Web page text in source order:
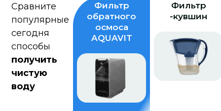
Сравните
популярные
сегодня
способы
получить
чистую
воду
Фильтр
обратного
осмоса
AQUAVIT
Фильтр
-кувшин